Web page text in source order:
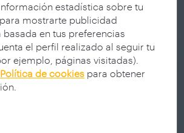
estadística sobre tu
mostrarte publicidad
basada en tus preferencias
el perfil realizado al seguir tu
ejemplo, páginas visitadas).
Política de cookies para obtener